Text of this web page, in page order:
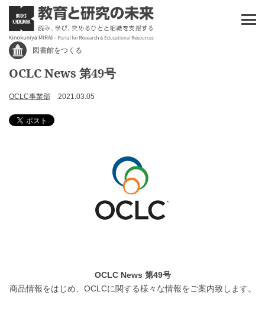
図書館をつくる
OCLC News 第49号
OCLC事業部 2021.03.05
OCLC News 第49号
商品情報をはじめ、OCLCに関する様々な情報をご案内致します。